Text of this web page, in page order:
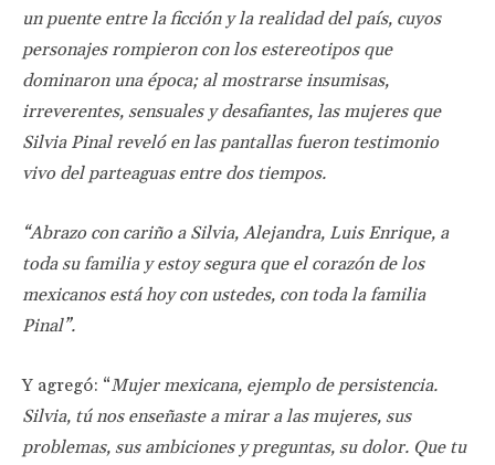
un puente entre la ficción y la realidad del país, cuyos
personajes rompieron con los estereotipos que
dominaron una época; al mostrarse insumisas,
irreverentes, sensuales y desafiantes, las mujeres que
Silvia Pinal reveló en las pantallas fueron testimonio
vivo del parteaguas entre dos tiempos.
“Abrazo con cariño a Silvia, Alejandra, Luis Enrique, a
toda su familia y estoy segura que el corazón de los
mexicanos está hoy con ustedes, con toda la familia
Pinal”.
Y agregó: “Mujer mexicana, ejemplo de persistencia.
Silvia, tú nos enseñaste a mirar a las mujeres, sus
problemas, sus ambiciones y preguntas, su dolor. Que tu